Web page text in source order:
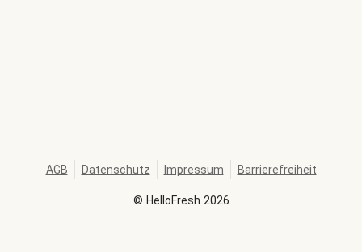
© HelloFresh 2026
AGB Datenschutz Impressum Barrierefreiheit